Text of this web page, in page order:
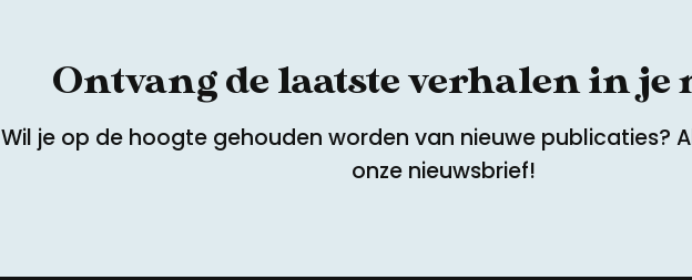
Ontvang de laatste verhalen in je
Wil je op de hoogte gehouden worden van nieuwe publicaties?
onze nieuwsbrief!